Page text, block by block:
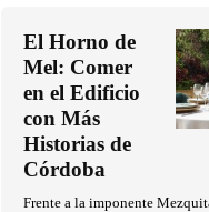
El Horno de
Mel: Comer
en el Edificio
con Más
Historias de
Córdoba
Frente a la imponente